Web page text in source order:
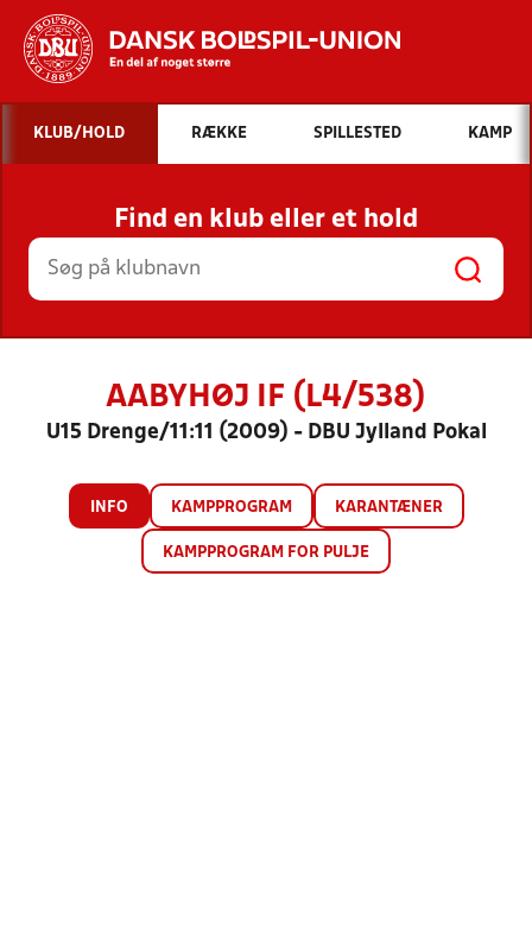
Hvad vil du søge efter?
INDHOLD OG NYHEDER
STILLINGER, RESULTATER, KLUBBER OG
HOLD
KLUB/HOLD RÆKKE SPILLESTED KAMP
Find en klub eller et hold
AABYHØJ IF (L4/538)
U15 Drenge/11:11 (2009) - DBU Jylland Pokal
INFO KAMPPROGRAM KARANTÆNER
KAMPPROGRAM FOR PULJE